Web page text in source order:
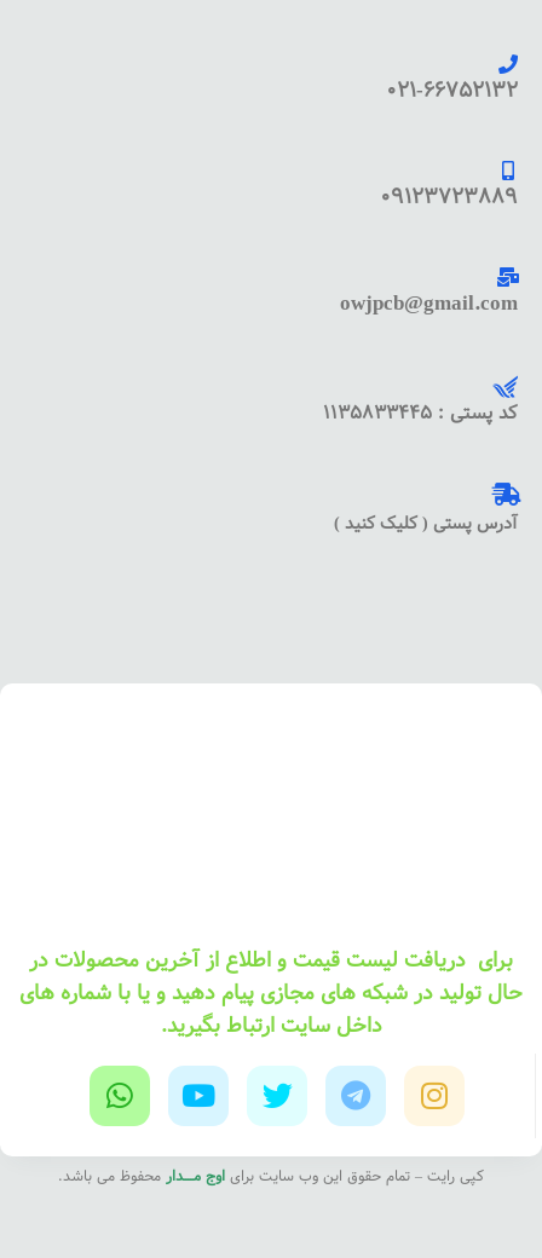
021-66752132
09123723889
owjpcb@gmail.com
کد پستی : 1135833445
آدرس پستی ( کلیک کنید )
برای دریافت لیست قیمت و اطلاع از آخرین محصولات در
حال تولید در شبکه های مجازی پیام دهید و یا با شماره های
داخل سایت ارتباط بگیرید.
کپی رایت – تمام حقوق این وب سایت برای اوج مــــدار محفوظ می باشد.